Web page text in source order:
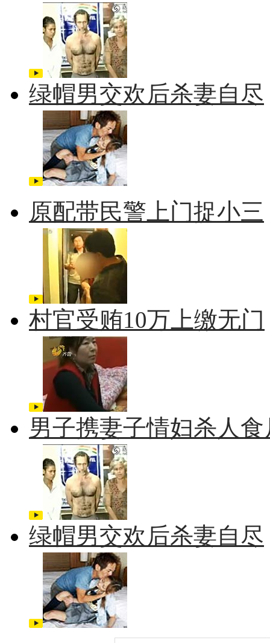
绿帽男交欢后杀妻自尽
原配带民警上门捉小三
村官受贿10万上缴无门
男子携妻子情妇杀人食
绿帽男交欢后杀妻自尽